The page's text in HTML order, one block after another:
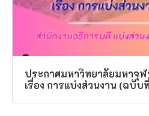
ประกาศมหาวิทยาลัยมหาจุ
เรื่อง การแบ่งส่วนงาน (ฉบับ